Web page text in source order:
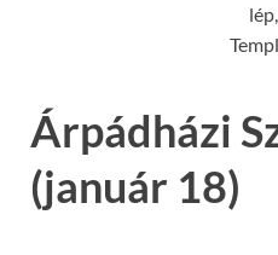
Árpádházi
(január 18)